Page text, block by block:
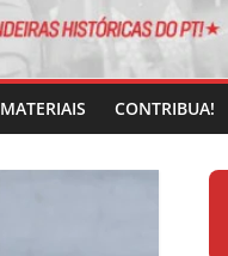
MATERIAIS CONTRIBUA!